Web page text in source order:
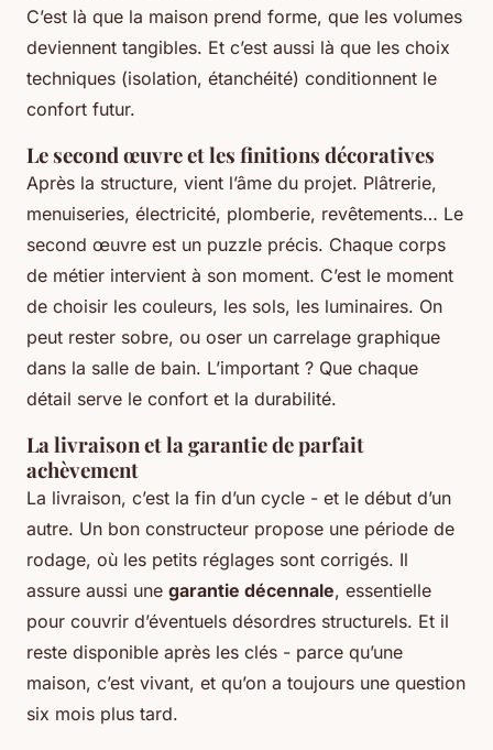
C’est là que la maison prend forme, que les volumes
deviennent tangibles. Et c’est aussi là que les choix
techniques (isolation, étanchéité) conditionnent le
confort futur.
Le second œuvre et les finitions décoratives
Après la structure, vient l’âme du projet. Plâtrerie,
menuiseries, électricité, plomberie, revêtements… Le
second œuvre est un puzzle précis. Chaque corps
de métier intervient à son moment. C’est le moment
de choisir les couleurs, les sols, les luminaires. On
peut rester sobre, ou oser un carrelage graphique
dans la salle de bain. L’important ? Que chaque
détail serve le confort et la durabilité.
La livraison et la garantie de parfait
achèvement
La livraison, c’est la fin d’un cycle - et le début d’un
autre. Un bon constructeur propose une période de
rodage, où les petits réglages sont corrigés. Il
assure aussi une garantie décennale, essentielle
pour couvrir d’éventuels désordres structurels. Et il
reste disponible après les clés - parce qu’une
maison, c’est vivant, et qu’on a toujours une question
six mois plus tard.